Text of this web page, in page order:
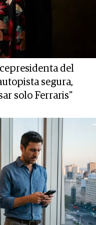
del
segura,
solo Ferraris"